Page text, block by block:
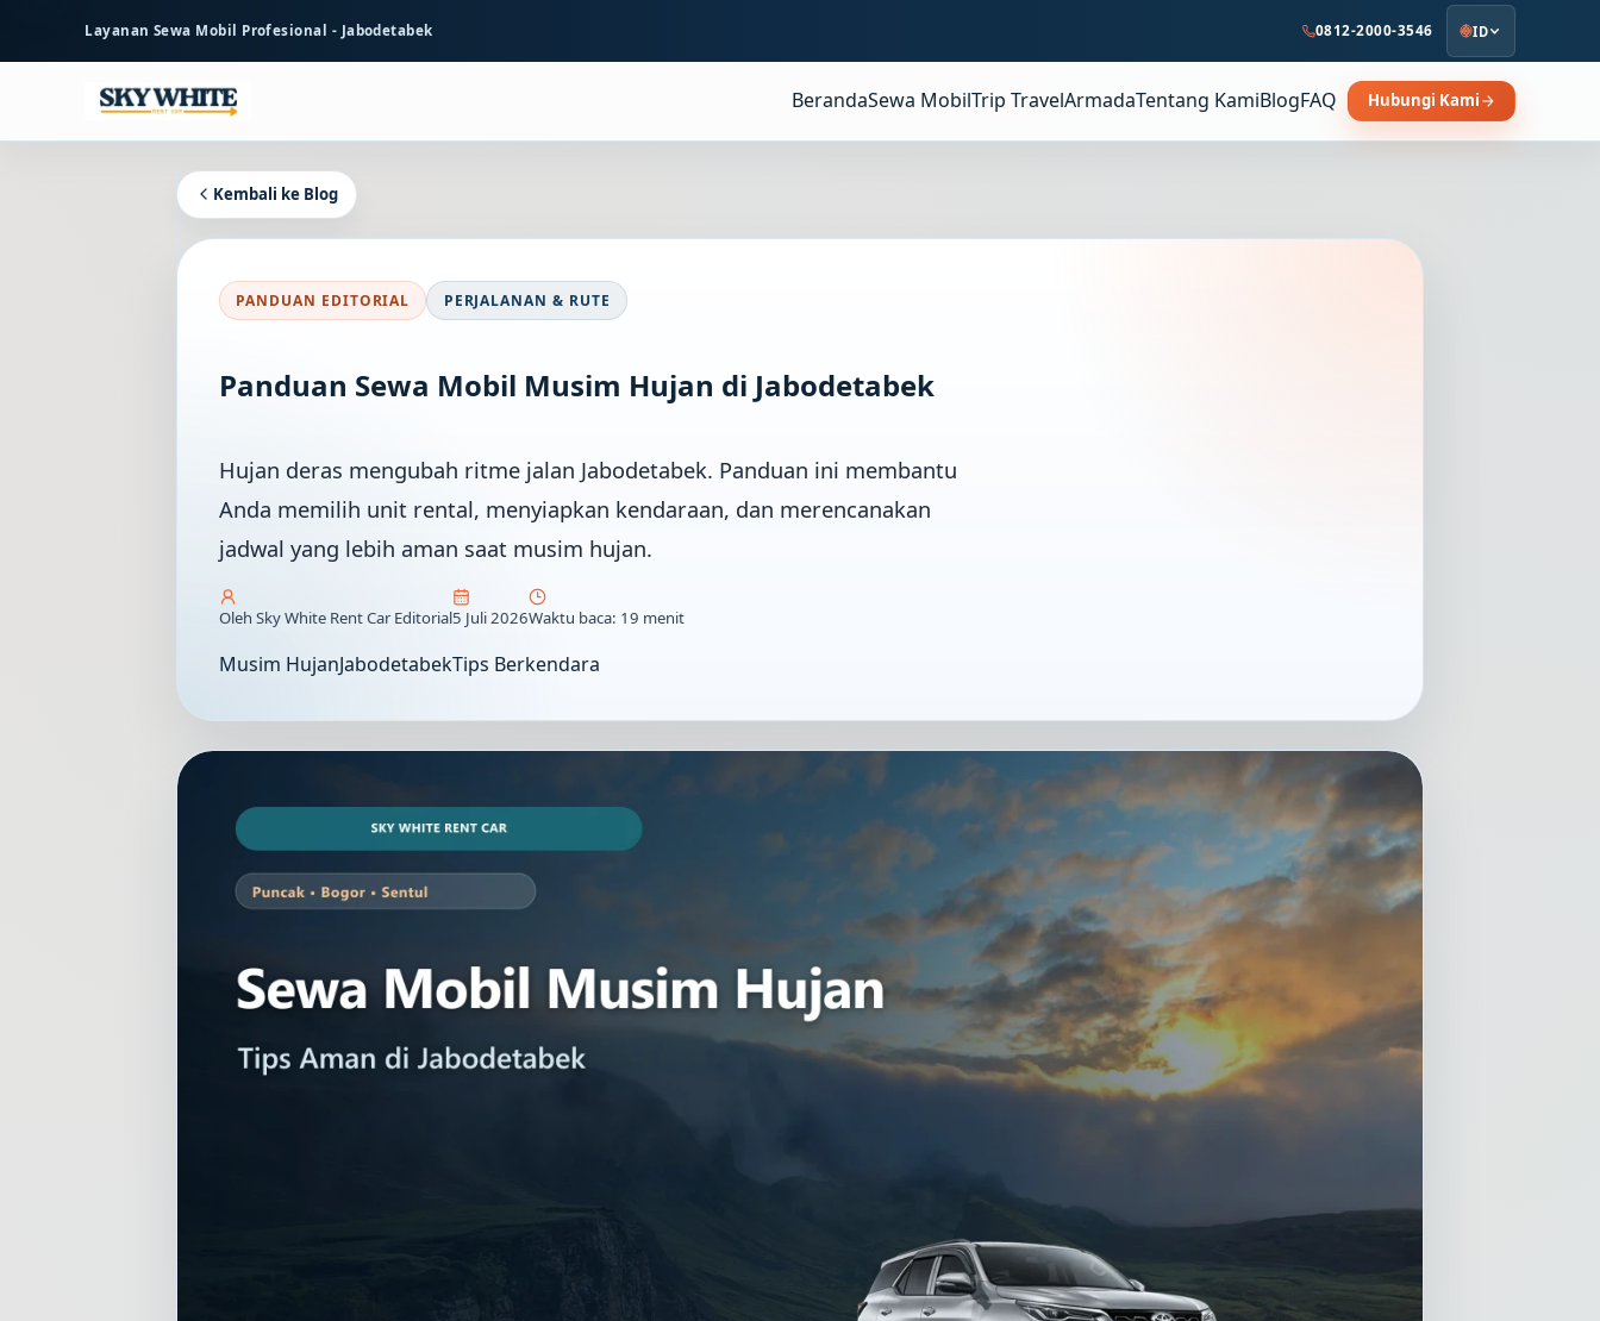
Layanan Sewa Mobil Profesional - Jabodetabek 0812-2000-3546 ID
BerandaSewa MobilTrip TravelArmadaTentang KamiBlogFAQ Hubungi Kami
Kembali ke Blog
PANDUAN EDITORIAL PERJALANAN & RUTE
Panduan Sewa Mobil Musim Hujan di Jabodetabek
Hujan deras mengubah ritme jalan Jabodetabek. Panduan ini membantu
Anda memilih unit rental, menyiapkan kendaraan, dan merencanakan
jadwal yang lebih aman saat musim hujan.
Oleh Sky White Rent Car Editorial5 Juli 2026Waktu baca: 19 menit
Musim HujanJabodetabekTips Berkendara